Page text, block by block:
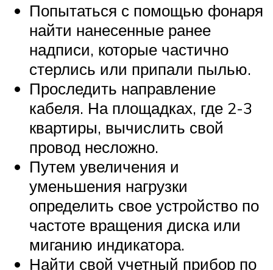
Попытаться с помощью фонаря
найти нанесенные ранее
надписи, которые частично
стерлись или припали пылью.
Проследить направление
кабеля. На площадках, где 2-3
квартиры, вычислить свой
провод несложно.
Путем увеличения и
уменьшения нагрузки
определить свое устройство по
частоте вращения диска или
миганию индикатора.
Найти свой учетный прибор по